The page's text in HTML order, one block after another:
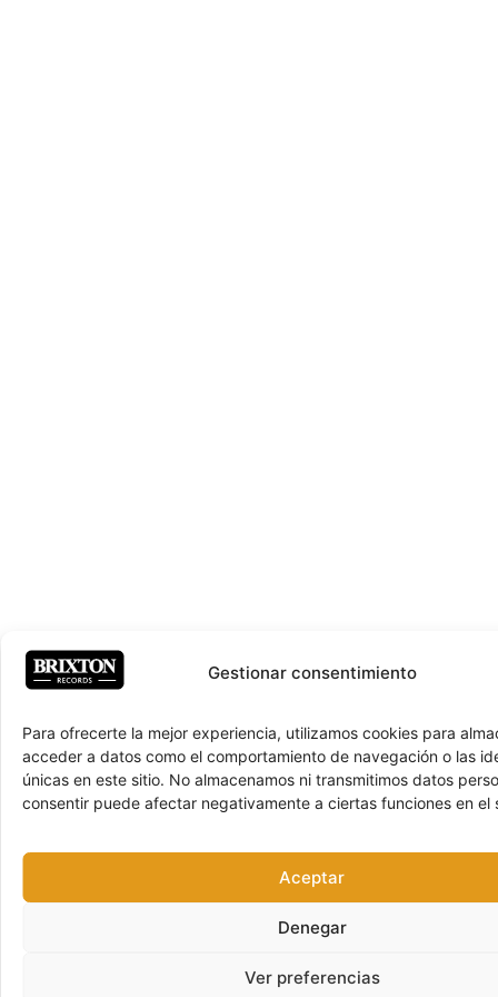
Gestionar consentimiento
Para ofrecerte la mejor experiencia, utilizamos cookies para
acceder a datos como el comportamiento de navegación o las
únicas en este sitio. No almacenamos ni transmitimos datos
consentir puede afectar negativamente a ciertas funciones en el
Aceptar
Denegar
Ver preferencias